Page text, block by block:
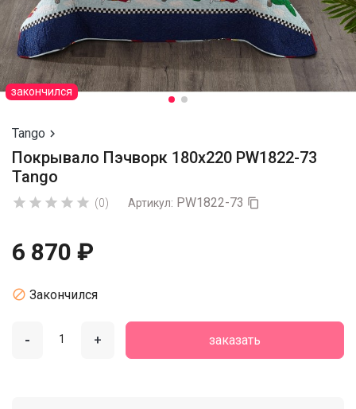
закончился
Tango 
Покрывало Пэчворк 180х220 PW1822-73
Tango
     (0) Артикул: PW1822-73 
6 870 ₽
 Закончился
- + заказать